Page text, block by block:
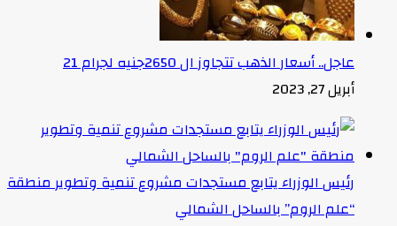
عاجل.. أسعار الذهب تتجاوز ال 2650جنيه لجرام 21
أبريل 27, 2023
رئيس الوزراء يتابع مستجدات مشروع تنمية وتطوير منطقة
“علم الروم” بالساحل الشمالي